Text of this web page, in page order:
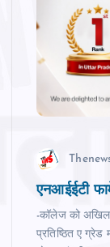
एनआईईटी
-कॉलेज को अखिल
प्रतिष्ठित ए ग्रेड